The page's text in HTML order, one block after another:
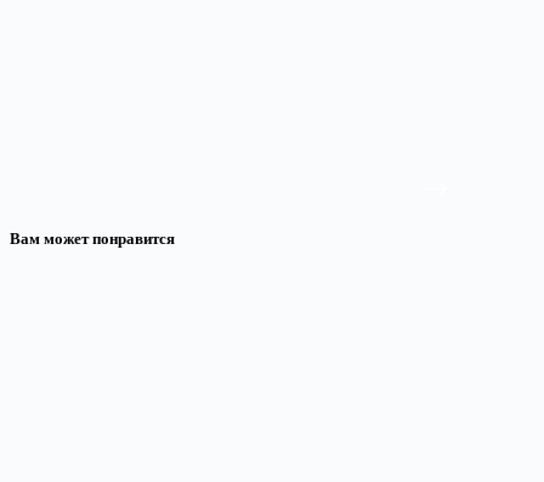
Вам может понравится